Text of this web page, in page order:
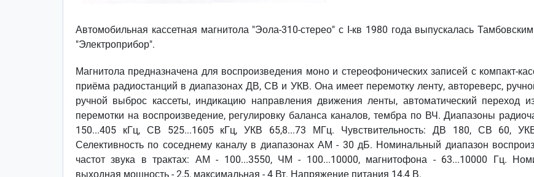
Автомобильная кассетная магнитола "Эола-310-стерео" с I-кв 1980 года выпускалась
"Электроприбор".
Магнитола предназначена для воспроизведения моно и стереофонических записей с компакт-
приёма радиостанций в диапазонах ДВ, СВ и УКВ. Она имеет перемотку ленту, автореверс,
ручной выброс кассеты, индикацию направления движения ленты, автоматический переход
перемотки на воспроизведение, регулировку баланса каналов, тембра по ВЧ. Диапазоны
150...405 кГц, СВ 525...1605 кГц, УКВ 65,8...73 МГц. Чувствительность: ДВ 180, СВ 60,
Селективность по соседнему каналу в диапазонах АМ - 30 дБ. Номинальный диапазон
частот звука в трактах: АМ - 100...3550, ЧМ - 100...10000, магнитофона - 63...10000 Гц.
выходная мощность - 2,5, максимальная - 4 Вт. Напряжение питания 14,4 В.